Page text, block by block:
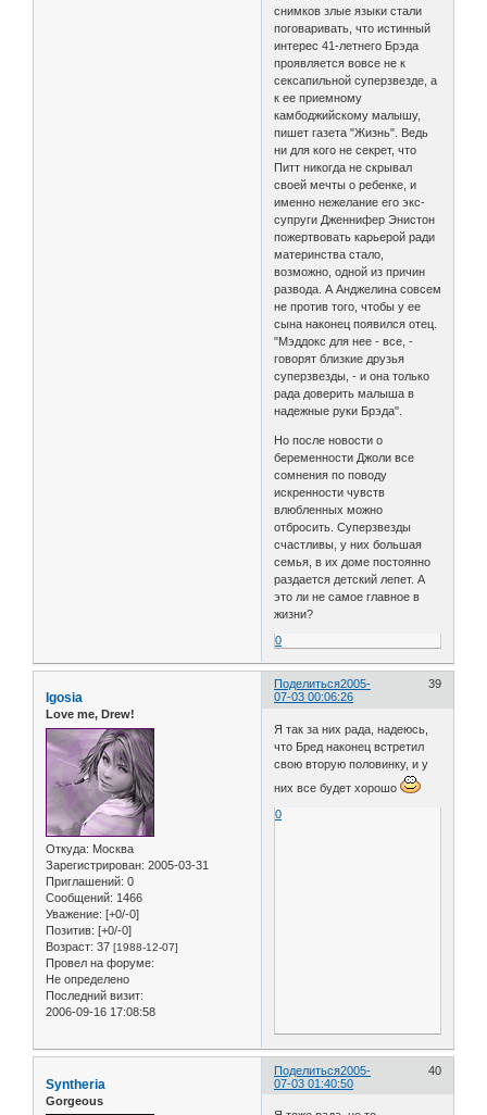
снимков злые языки стали
поговаривать, что истинный
интерес 41-летнего Брэда
проявляется вовсе не к
сексапильной суперзвезде, а
к ее приемному
камбоджийскому малышу,
пишет газета "Жизнь". Ведь
ни для кого не секрет, что
Питт никогда не скрывал
своей мечты о ребенке, и
именно нежелание его экс-
супруги Дженнифер Энистон
пожертвовать карьерой ради
материнства стало,
возможно, одной из причин
развода. А Анджелина совсем
не против того, чтобы у ее
сына наконец появился отец.
"Мэддокс для нее - все, -
говорят близкие друзья
суперзвезды, - и она только
рада доверить малыша в
надежные руки Брэда".
Но после новости о
беременности Джоли все
сомнения по поводу
искренности чувств
влюбленных можно
отбросить. Суперзвезды
счастливы, у них большая
семья, в их доме постоянно
раздается детский лепет. А
это ли не самое главное в
жизни?
0
Поделиться 39
2005-
07-03 00:06:26
Igosia
Love me, Drew!
Откуда: Москва
Зарегистрирован: 2005-03-31
Приглашений: 0
Сообщений: 1466
Уважение: [+0/-0]
Позитив: [+0/-0]
Возраст: 37 [1988-12-07]
Провел на форуме:
Не определено
Последний визит:
2006-09-16 17:08:58
Я так за них рада, надеюсь,
что Бред наконец встретил
свою вторую половинку, и у
них все будет хорошо
0
Поделиться 40
2005-
07-03 01:40:50
Syntheria
Gorgeous